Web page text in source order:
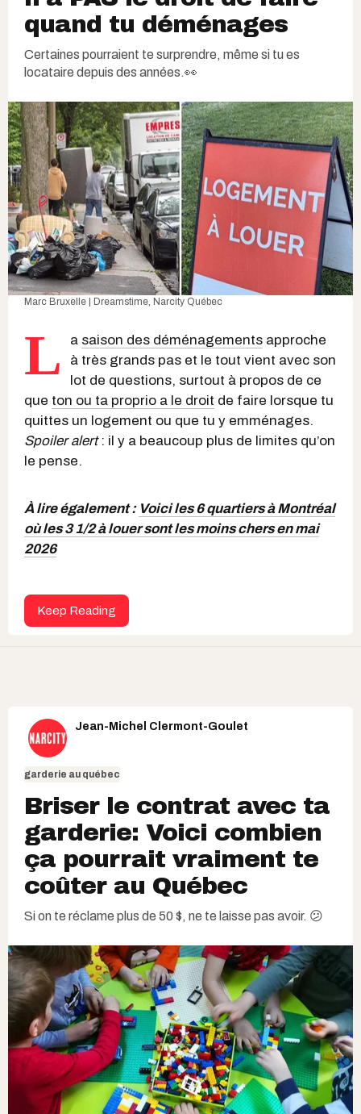
quand tu déménages
Certaines pourraient te surprendre, même si tu es
locataire depuis des années.👀
Marc Bruxelle | Dreamstime, Narcity Québec
L a saison des déménagements approche
à très grands pas et le tout vient avec son
lot de questions, surtout à propos de ce
que ton ou ta proprio a le droit de faire lorsque tu
quittes un logement ou que tu y emménages.
Spoiler alert : il y a beaucoup plus de limites qu’on
le pense.
À lire également : Voici les 6 quartiers à Montréal
où les 3 1/2 à louer sont les moins chers en mai
2026
Keep Reading
Jean-Michel Clermont-Goulet
garderie au québec
Briser le contrat avec ta
garderie: Voici combien
ça pourrait vraiment te
coûter au Québec
Si on te réclame plus de 50 $, ne te laisse pas avoir. 😕